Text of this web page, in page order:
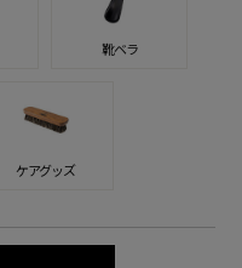
靴ベラ
ケアグッズ